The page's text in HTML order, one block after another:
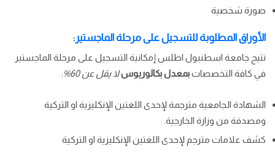
صورة شخصية
الأوراق المطلوبة للتسجيل على مرحلة الماجستير:
تتيح جامعة اسطنبول اطلس إمكانية التسجيل على مرحلة الماجستير
في كافة التخصصاتبمعدل بكالوريوسلا يقل عن 60% :
الشهادة الجامعية مترجمة لإحدى اللغتين الإنكليزية او التركية
ومصدقة من وزارة الخارجية.
كشف علامات مترجم لإحدى اللغتين الإنكليزية او التركية